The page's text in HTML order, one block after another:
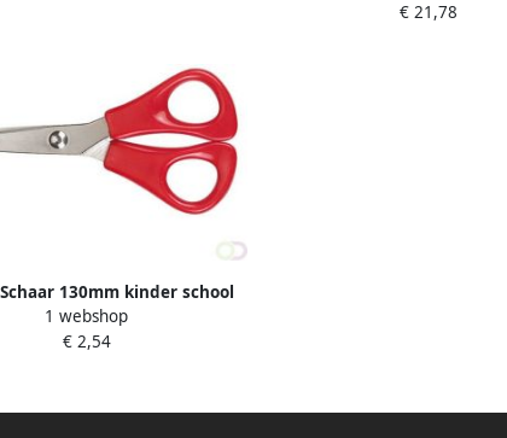
€ 21,78
130mm kinder school
assorti
1 webshop
€ 2,54